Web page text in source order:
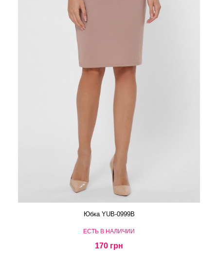
Юбка YUB-0999B
ЕСТЬ В НАЛИЧИИ
170 грн